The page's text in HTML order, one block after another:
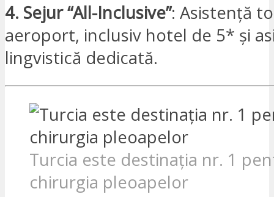
4. Sejur “All-Inclusive”: Asistență
aeroport, inclusiv hotel de 5* și
lingvistică dedicată.
Turcia este destinația nr. 1
chirurgia pleoapelor